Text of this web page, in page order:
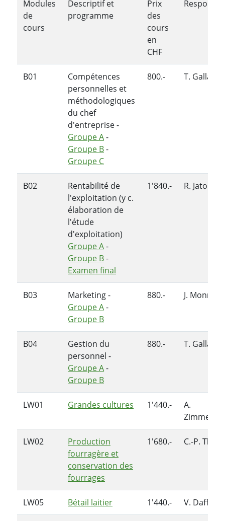
Modules
de
cours
Descriptif et
programme
Prix
des
cours
en
CHF
B01
Compétences
personnelles et
méthodologiques
du chef
d'entreprise -
Groupe A-
Groupe B-
Groupe C
800.- T.
B02
Rentabilité de
l'exploitation (y c.
élaboration de
l'étude
d'exploitation)
Groupe A-
Groupe B-
Examen final
1'840.- R. Jaton
B03
Marketing -
Groupe A-
Groupe B
880.- J. Monnier
B04
Gestion du
personnel -
Groupe A-
Groupe B
880.- T.
LW01 Grandes cultures 1'440.-
A.
LW02
Production
fourragère et
conservation des
fourrages
1'680.- C.-P.
LW05 Bétail laitier 1'440.- V. Dafflon